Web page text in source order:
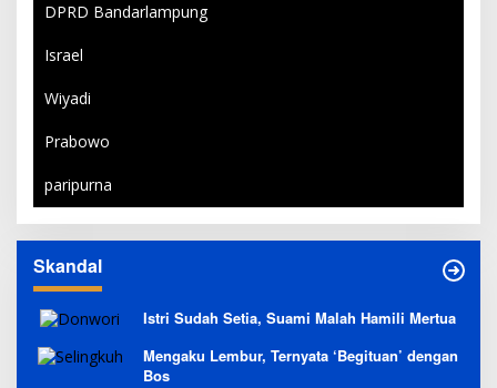
DPRD Bandarlampung
Israel
Wiyadi
Prabowo
paripurna
Skandal
Istri Sudah Setia, Suami Malah Hamili Mertua
Mengaku Lembur, Ternyata ‘Begituan’ dengan
Bos